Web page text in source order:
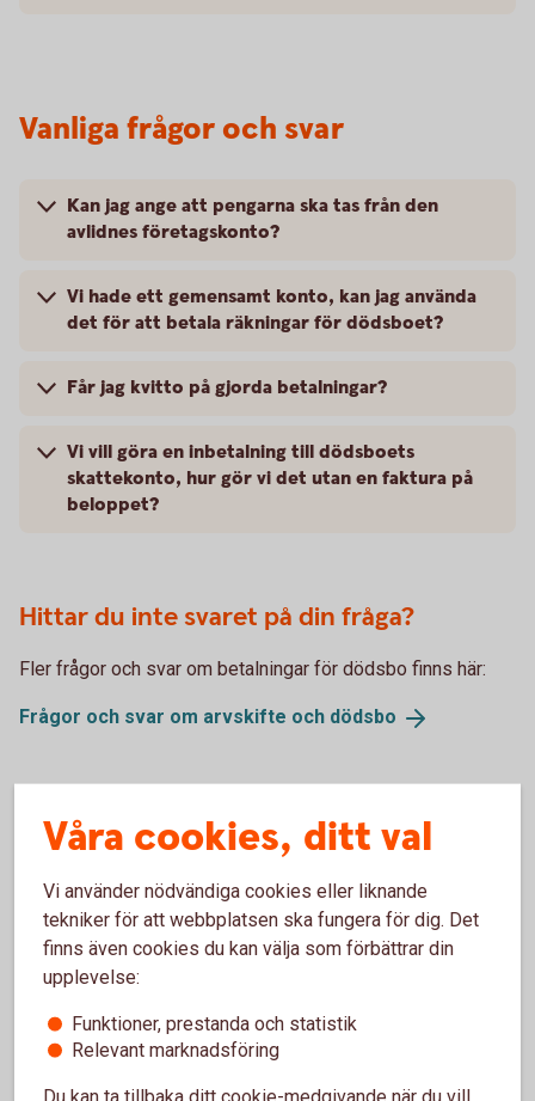
Vanliga frågor och svar
Kan jag ange att pengarna ska tas från den
avlidnes företagskonto?
Vi hade ett gemensamt konto, kan jag använda
det för att betala räkningar för dödsboet?
Får jag kvitto på gjorda betalningar?
Vi vill göra en inbetalning till dödsboets
skattekonto, hur gör vi det utan en faktura på
beloppet?
Hittar du inte svaret på din fråga?
Fler frågor och svar om betalningar för dödsbo finns här:
Frågor och svar om arvskifte och dödsbo
Hanteringstid för
betalningsuppdrag
Hanteringstiden för betalningsuppdrag, det vill säga
hjälp att betala räkningar utställda till dödsboet, är 3-
Våra cookies, ditt val
Vi använder nödvändiga cookies eller liknande
tekniker för att webbplatsen ska fungera för dig. Det
finns även cookies du kan välja som förbättrar din
upplevelse:
Funktioner, prestanda och statistik
Relevant marknadsföring
Du kan ta tillbaka ditt cookie-medgivande när du vill,